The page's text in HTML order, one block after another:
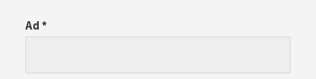
Ad*